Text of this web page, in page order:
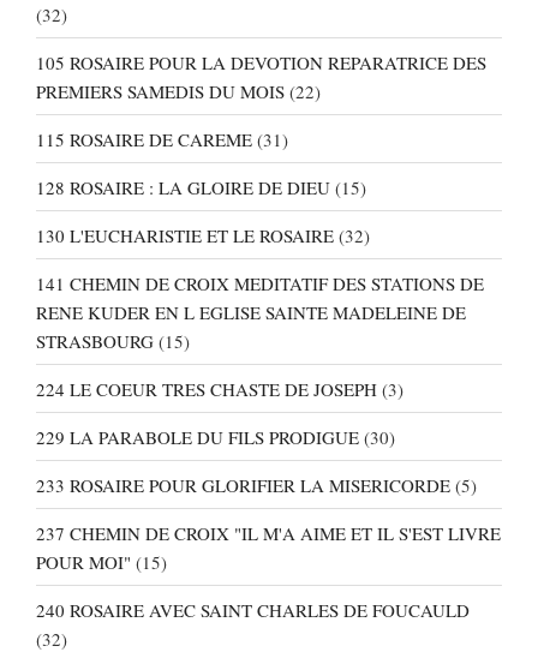
(32)
105 ROSAIRE POUR LA DEVOTION REPARATRICE DES
PREMIERS SAMEDIS DU MOIS (22)
115 ROSAIRE DE CAREME (31)
128 ROSAIRE : LA GLOIRE DE DIEU (15)
130 L'EUCHARISTIE ET LE ROSAIRE (32)
141 CHEMIN DE CROIX MEDITATIF DES STATIONS DE
RENE KUDER EN L EGLISE SAINTE MADELEINE DE
STRASBOURG (15)
224 LE COEUR TRES CHASTE DE JOSEPH (3)
229 LA PARABOLE DU FILS PRODIGUE (30)
233 ROSAIRE POUR GLORIFIER LA MISERICORDE (5)
237 CHEMIN DE CROIX "IL M'A AIME ET IL S'EST LIVRE
POUR MOI" (15)
240 ROSAIRE AVEC SAINT CHARLES DE FOUCAULD
(32)